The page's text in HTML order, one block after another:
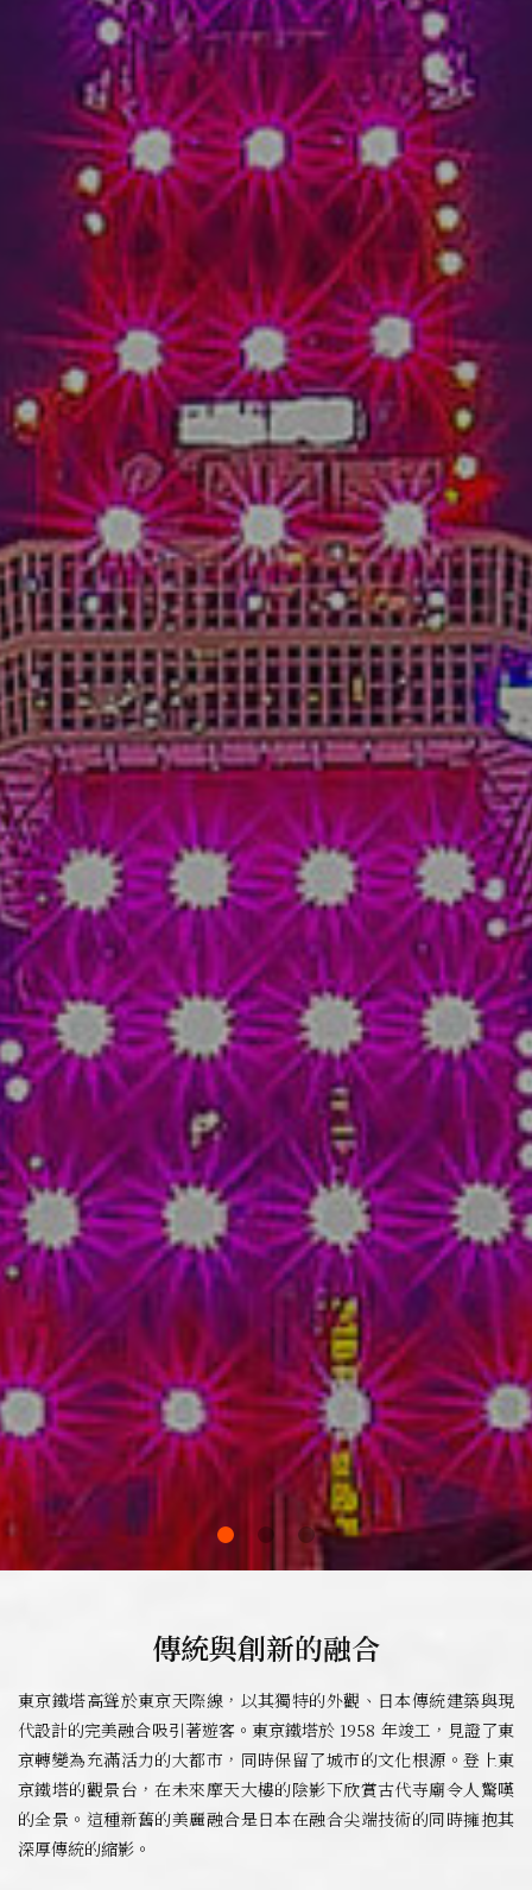
傳統與創新的融合
東京鐵塔高聳於東京天際線，以其獨特的外觀、日本傳統建築與現
代設計的完美融合吸引著遊客。東京鐵塔於 1958 年竣工，見證了東
京轉變為充滿活力的大都市，同時保留了城市的文化根源。登上東
京鐵塔的觀景台，在未來摩天大樓的陰影下欣賞古代寺廟令人驚嘆
的全景。這種新舊的美麗融合是日本在融合尖端技術的同時擁抱其
深厚傳統的縮影。